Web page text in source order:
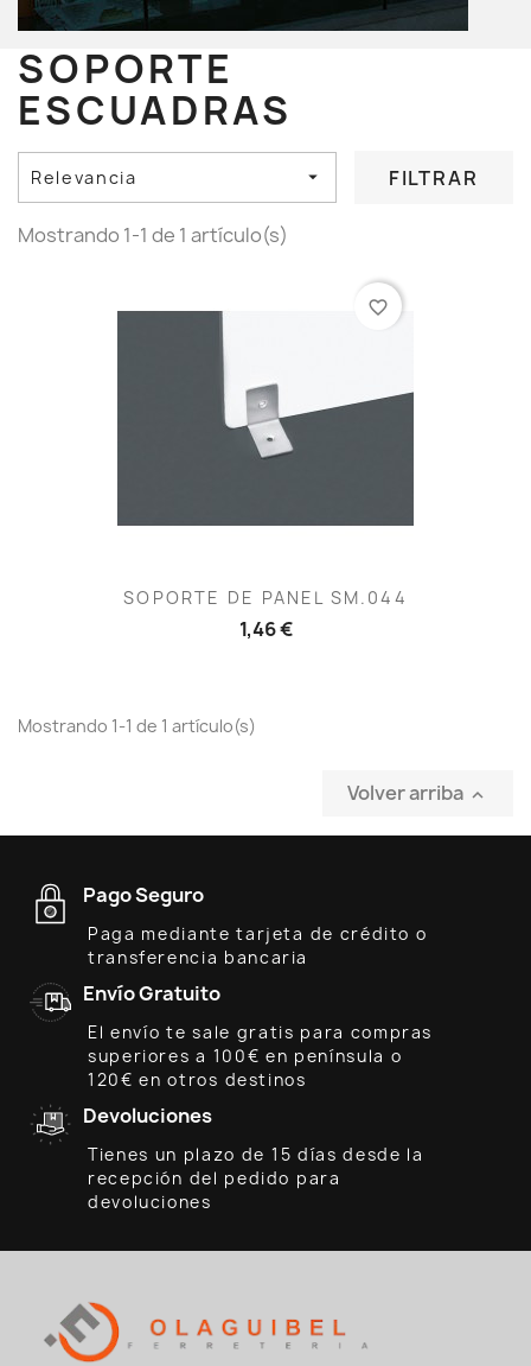
SOPORTE
ESCUADRAS
Relevancia  FILTRAR
Mostrando 1-1 de 1 artículo(s)
SOPORTE DE PANEL SM.044
1,46 €
favorite_border
Mostrando 1-1 de 1 artículo(s)
Volver arriba 
Pago Seguro
Paga mediante tarjeta de crédito o
transferencia bancaria
Envío Gratuito
El envío te sale gratis para compras
superiores a 100€ en península o
120€ en otros destinos
Devoluciones
Tienes un plazo de 15 días desde la
recepción del pedido para
devoluciones